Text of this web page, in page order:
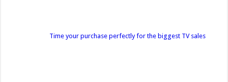
Time your purchase perfectly for the biggest TV sales